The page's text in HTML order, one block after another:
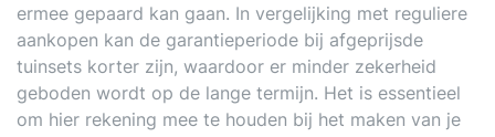
ermee gepaard kan gaan. In vergelijking met reguliere
aankopen kan de garantieperiode bij afgeprijsde
tuinsets korter zijn, waardoor er minder zekerheid
geboden wordt op de lange termijn. Het is essentieel
om hier rekening mee te houden bij het maken van je